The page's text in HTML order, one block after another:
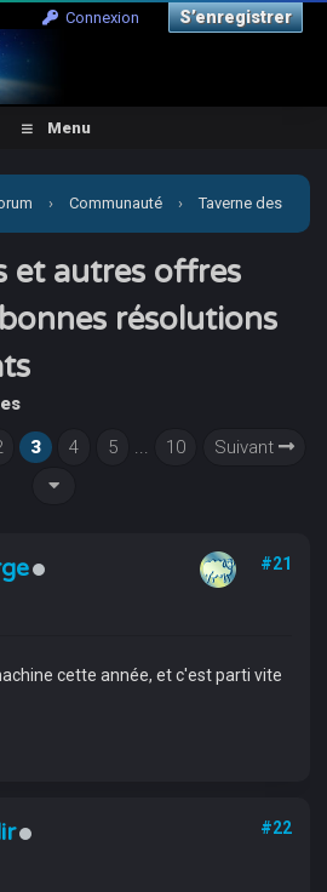
Connexion S’enregistrer
Menu
› Communauté › Taverne des
et autres offres spéciales] les
en éclats
et autres offres
résolutions
3 4 5 ... 10 Suivant
#21
cette année, et c'est parti vite
#22